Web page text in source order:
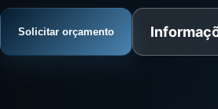
Solicitar orçamento